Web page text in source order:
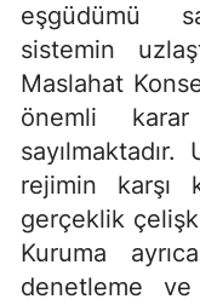
eşgüdümü
sistemin
Maslahat
önemli karar
sayılmaktadır.
rejimin karşı
gerçeklik
Kuruma
denetleme